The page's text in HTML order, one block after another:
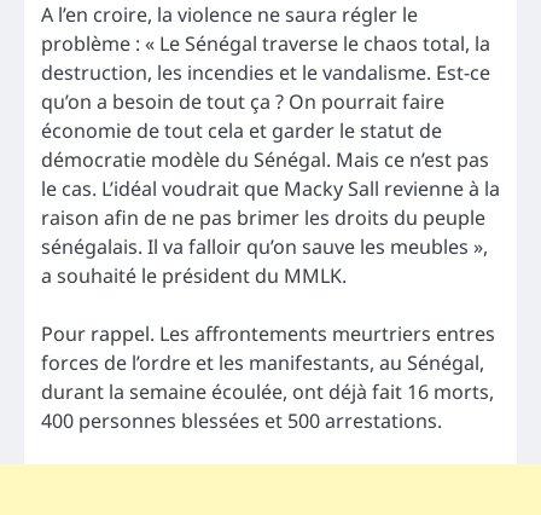
A l’en croire, la violence ne saura régler le
problème : « Le Sénégal traverse le chaos total, la
destruction, les incendies et le vandalisme. Est-ce
qu’on a besoin de tout ça ? On pourrait faire
économie de tout cela et garder le statut de
démocratie modèle du Sénégal. Mais ce n’est pas
le cas. L’idéal voudrait que Macky Sall revienne à la
raison afin de ne pas brimer les droits du peuple
sénégalais. Il va falloir qu’on sauve les meubles »,
a souhaité le président du MMLK.
Pour rappel. Les affrontements meurtriers entres
forces de l’ordre et les manifestants, au Sénégal,
durant la semaine écoulée, ont déjà fait 16 morts,
400 personnes blessées et 500 arrestations.